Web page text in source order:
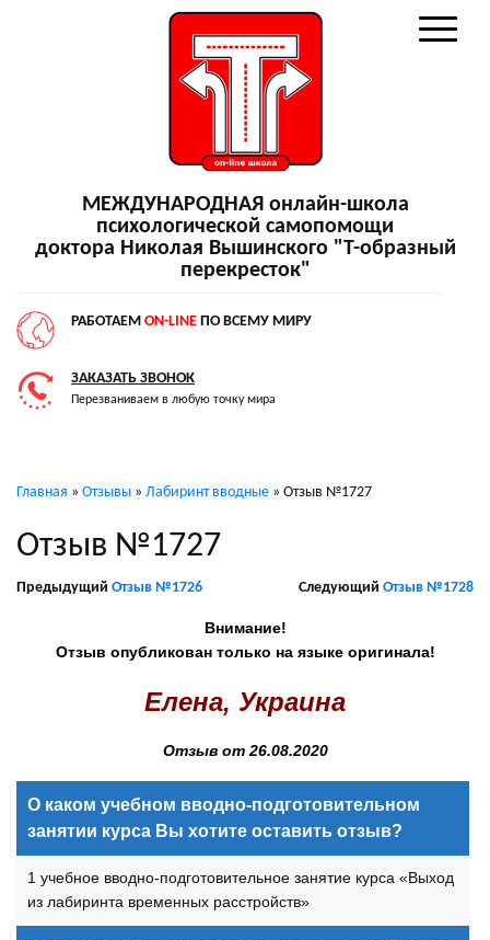
МЕЖДУНАРОДНАЯ онлайн-школа
психологической самопомощи
доктора Николая Вышинского "Т-образный
перекресток"
РАБОТАЕМ ON-LINE ПО ВСЕМУ МИРУ
ЗАКАЗАТЬ ЗВОНОК
Перезваниваем в любую точку мира
Главная » Отзывы » Лабиринт вводные » Отзыв №1727
Отзыв №1727
Предыдущий Отзыв №1726 Следующий Отзыв №1728
Внимание!
Отзыв опубликован только на языке оригинала!
Eлена, Украина
Отзыв от 26.08.2020
О каком учебном вводно-подготовительном
занятии курса Вы хотите оставить отзыв?
1 учебное вводно-подготовительное занятие курса «Выход
из лабиринта временных расстройств»